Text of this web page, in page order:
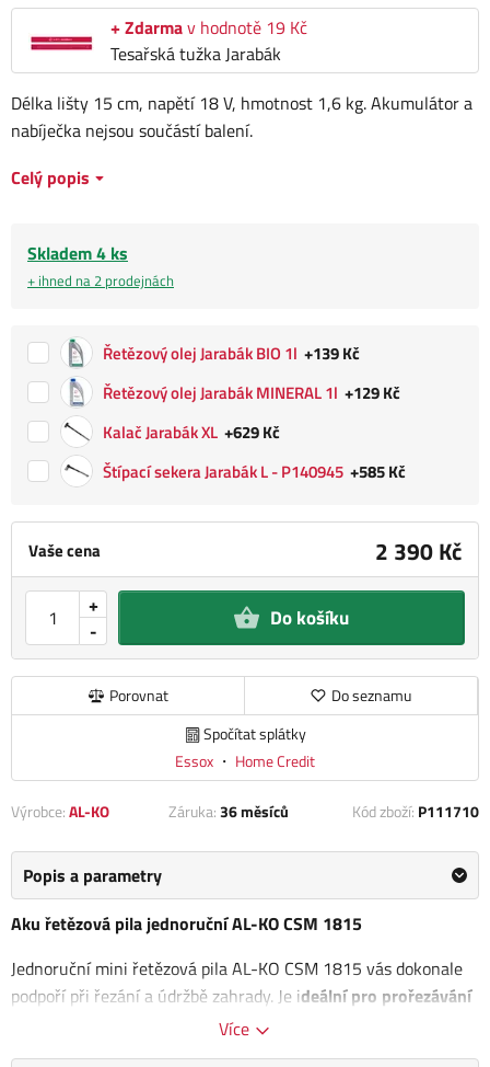
+ Zdarmav hodnotě 19 Kč
Tesařská tužka Jarabák
Vaše cena 2 390 Kč
-
+ Do košíku
Porovnat
Do seznamu
Spočítat splátky
Essox ・ Home Credit
Délka lišty 15 cm, napětí 18 V, hmotnost 1,6 kg. Akumulátor a
nabíječka nejsou součástí balení.
Celý popis
Skladem 4 ks
+ ihned na 2 prodejnách
Řetězový olej Jarabák BIO 1l +139 Kč
Řetězový olej Jarabák MINERAL 1l +129 Kč
Kalač Jarabák XL +629 Kč
Štípací sekera Jarabák L - P140945 +585 Kč
Výrobce:AL-KO Záruka:36 měsíců Kód zboží: P111710
Popis a parametry
Aku řetězová pila jednoruční AL-KO CSM 1815
Jednoruční mini řetězová pila AL-KO CSM 1815 vás dokonale
podpoří při řezání a údržbě zahrady. Je ideální pro prořezávání
, odvětvování a pro úpravu stromů a
Více